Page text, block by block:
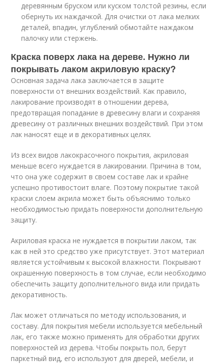
деревянным бруском или куском толстой резины, если
обернуть их наждачкой. Для очистки от лака мелких
деталей, впадин, углублений обмотайте наждаком
палочку или стержень.
Краска поверх лака на дереве. Нужно ли
покрывать лаком акриловую краску?
Основная задача лака заключается в защите
поверхности от внешних воздействий. Как правило,
лакирование производят в отношении дерева,
предотвращая попадание в древесину влаги и сохраняя
древесину от различных внешних воздействий. При этом
лак наносят еще и в декоративных целях.
Из всех видов лакокрасочного покрытия, акриловая
меньше всего нуждается в лакировании. Причина в том,
что она уже содержит в своем составе лак и крайне
успешно противостоит влаге. Поэтому покрытие такой
краски слоем акрила может быть объяснимо только
необходимостью придать поверхности дополнительную
защиту.
Акриловая краска не нуждается в покрытии лаком, так
как в ней это средство уже присутствует. Этот материал
является устойчивым к высокой влажности. Покрывают
окрашенную поверхность в том случае, если необходимо
обеспечить защиту дополнительного вида или придать
декоративность.
Лак может отличаться по методу использования, и
составу. Для покрытия мебели используется мебельный
лак, его также можно применять для обработки других
поверхностей из дерева. Чтобы покрыть пол, берут
паркетный вид, его используют для дверей, мебели, и